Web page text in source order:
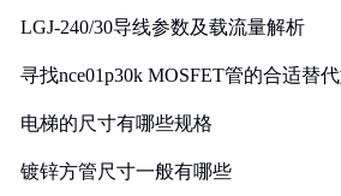
LGJ-240/30导线参数及载流量解析
寻找nce01p30k MOSFET管的合适替
电梯的尺寸有哪些规格
镀锌方管尺寸一般有哪些